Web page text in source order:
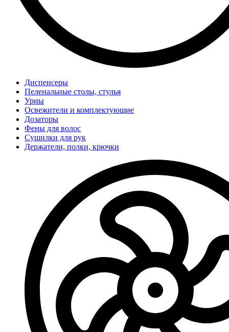
Диспенсеры
Пеленальные столы, стулья
Урны
Освежители и комплектующие
Дозаторы
Фены для волос
Сушилки для рук
Держатели, полки, крючки